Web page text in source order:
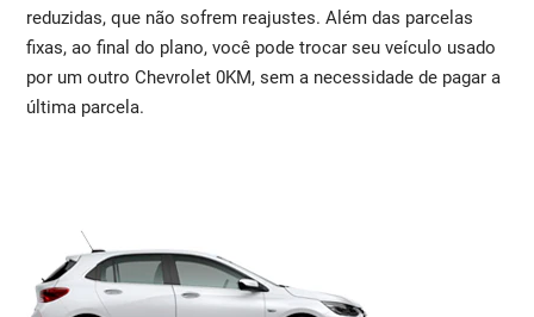
reduzidas, que não sofrem reajustes. Além das parcelas
fixas, ao final do plano, você pode trocar seu veículo usado
por um outro Chevrolet 0KM, sem a necessidade de pagar a
última parcela.